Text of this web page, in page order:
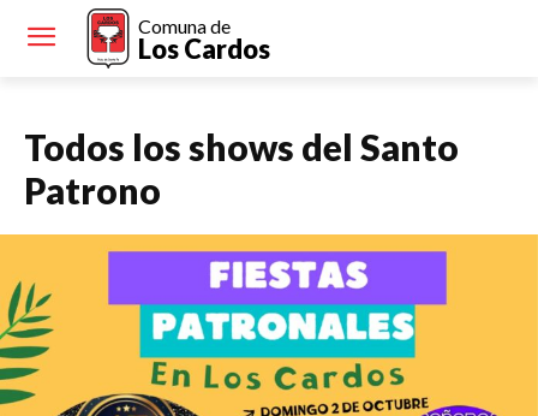
Comuna de
Los Cardos
Todos los shows del Santo
Patrono